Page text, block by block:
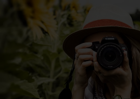
springen